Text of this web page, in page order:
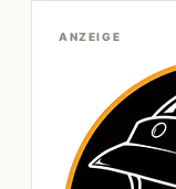
ANZEIGE